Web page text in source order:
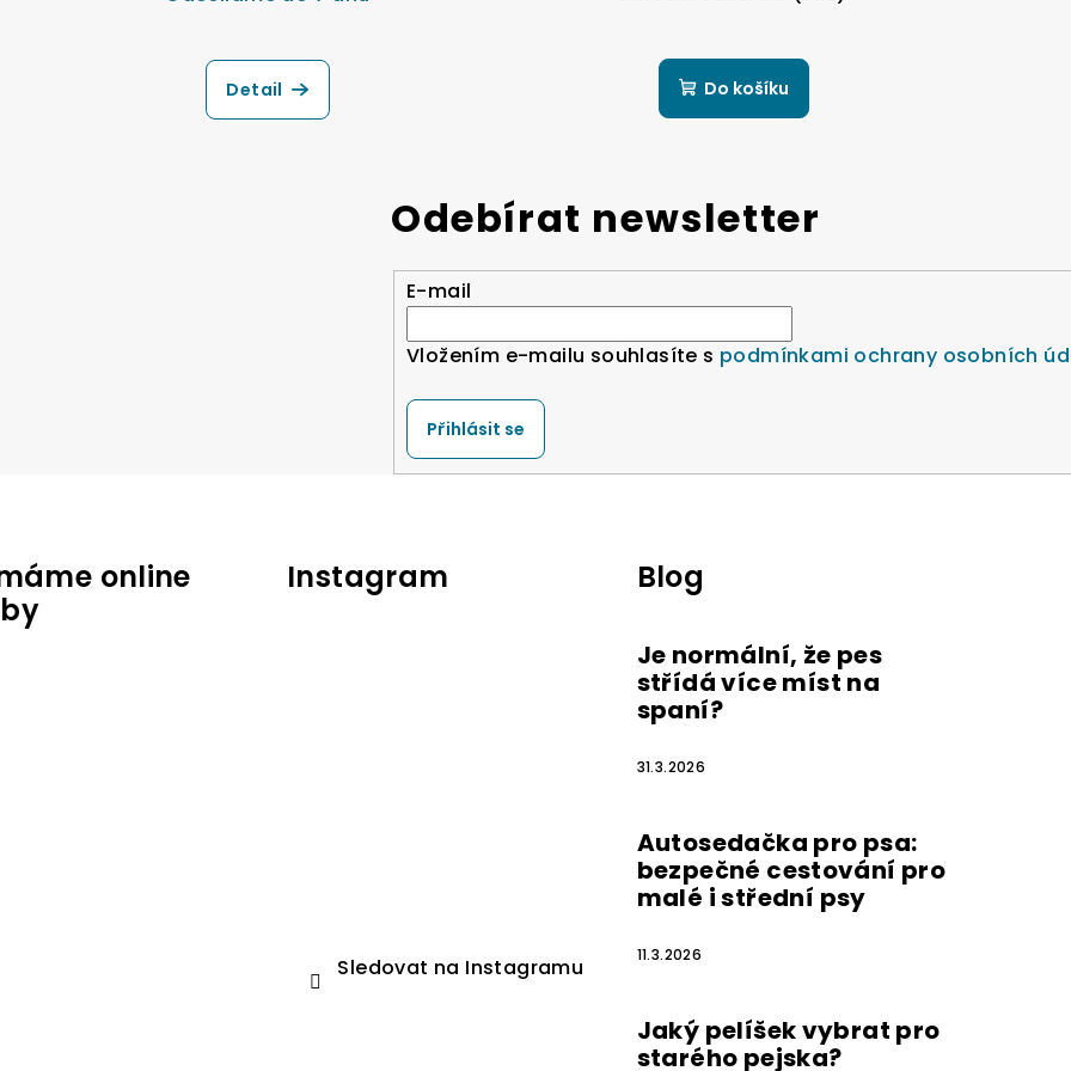
Detail Do košíku
Odebírat newsletter
E-mail
Vložením e-mailu souhlasíte s podmínkami ochrany osobních
Přihlásit se
online
Instagram
Sledovat na Instagramu
Blog
Je normální, že pes
střídá více míst na
spaní?
31.3.2026
Autosedačka pro psa:
bezpečné cestování pro
malé i střední psy
11.3.2026
Jaký pelíšek vybrat pro
starého pejska?